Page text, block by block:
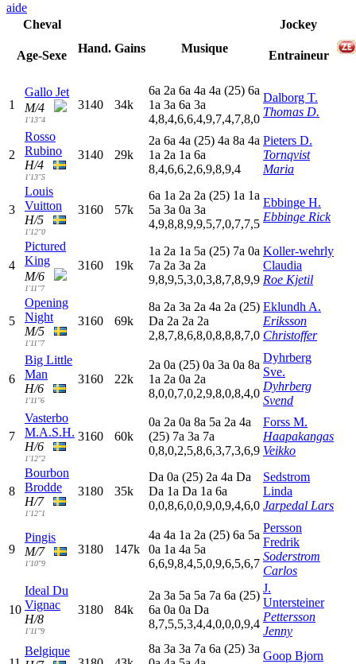
aide
Cheval
Age-Sexe
Hand. Gains Musique
Jockey
Entraineur
1
Gallo Jet
M/4
1'13"4
3140 34k
6a 2a 6a 4a 4a (25) 6a
1a 3a 6a 3a
4,8,4,6,6,4,9,7,4,7,8,0
Dalborg T.
Thomas D.
2
Rosso
Rubino
H/4
1'13"5
3140 29k
2a 6a 4a (25) 4a 8a 4a
1a 2a 1a 6a
8,4,6,6,2,6,9,8,9,4
Pieters D.
Tornqvist
Maria
3
Louis
Vuitton
H/5
1'12"0
3160 57k
6a 1a 2a 2a (25) 1a 1a
5a 3a 0a 3a
4,9,8,8,9,9,5,7,0,7,7,5
Ebbinge H.
Ebbinge Rick
4
Pictured
King
M/6
1'11"7
3160 19k
1a 2a 1a 5a (25) 7a 0a
7a 2a 3a 2a
9,8,9,5,3,0,3,8,7,8,9,9
Koller-wehrly
Claudia
Roe Kjetil
5
Opening
Night
M/5
1'11"7
3160 69k
8a 2a 3a 2a 4a 2a (25)
Da 2a 2a 2a
2,8,7,8,6,8,0,8,8,8,7,0
Eklundh A.
Eriksson
Christoffer
6
Big Little
Man
H/6
1'11"6
3160 22k
2a 0a (25) 0a 3a 0a 8a
1a 2a 0a 2a
8,0,0,7,0,2,9,8,0,8,4,0
Dyhrberg
Sve.
Dyhrberg
Svend
7
Vasterbo
M.A.S.H.
H/6
1'12"2
3160 60k
0a 2a 0a 8a 5a 2a 4a
(25) 7a 3a 7a
0,8,0,2,5,8,6,3,7,3,6,9
Forss M.
Haapakangas
Veikko
8
Bourbon
Brodde
H/7
1'12"1
3180 35k
Da 0a (25) 2a 4a Da
Da 1a Da 1a 6a
0,0,8,6,0,0,9,0,9,4,6,0
Sedstrom
Linda
Jarpedal Lars
9
Pingis
M/7
1'10"9
3180 147k
4a 4a 1a 2a (25) 6a 5a
0a 1a 4a 5a
6,6,9,8,4,5,0,9,6,5,6,7
Persson
Fredrik
Soderstrom
Carlos
10
Ideal Du
Vignac
H/8
1'11"9
3180 84k
2a 3a 5a 5a 7a 6a (25)
6a 0a 0a Da
8,7,5,5,3,4,4,0,0,0,9,4
J.
Untersteiner
Pettersson
Jenny
Belgique
8a 3a 3a 7a 6a (25) 3a
Goop Bjorn